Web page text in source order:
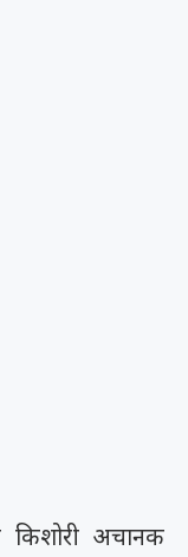
किशोरी अचानक